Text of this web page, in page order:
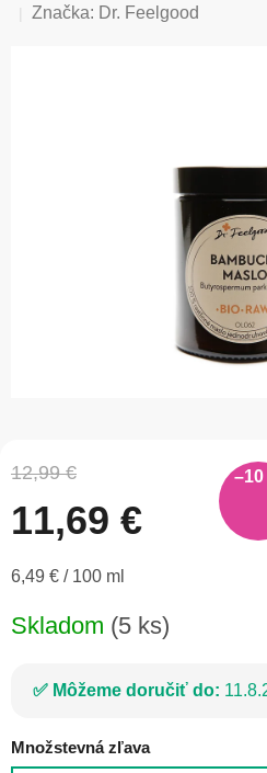
hodnotenie
Značka: Dr. Feelgood
12,99 € –10
11,69 €
Jednotková
6,49 € / 100 ml
Skladom (5 ks)
Môžeme doručiť do:
Množstevná zľava